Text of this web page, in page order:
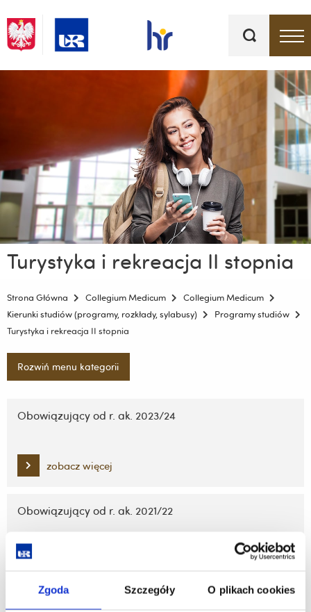
Zgoda Szczegóły O plikach cookies
kluczowe
Turystyka i rekreacja II stopnia
Strona Główna Collegium Medicum
Collegium Medicum
Kierunki studiów (programy, rozkłady, sylabusy)
Programy studiów
Turystyka i rekreacja II stopnia
Rozwiń menu kategorii
nawigację
treści
Obowiązujący od r. ak. 2023/24
zobacz więcej
Obowiązujący od r. ak. 2021/22